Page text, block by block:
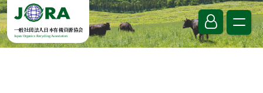
Skip to content
一般社団法人日本有機資源協会
Japan Organics Recycling Association